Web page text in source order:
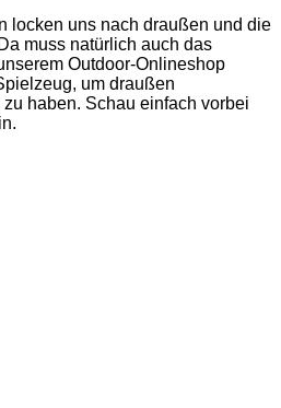
locken uns nach draußen und die
muss natürlich auch das
Outdoor-Onlineshop
um draußen
haben. Schau einfach vorbei